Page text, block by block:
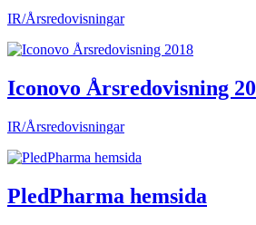
IR/Årsredovisningar
Iconovo Årsredovisning
IR/Årsredovisningar
PledPharma hemsida